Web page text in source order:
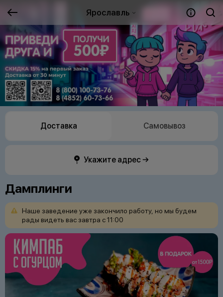
Ярославль
Доставка Самовывоз
Укажите адрес →
Дамплинги
Наше заведение уже закончило работу, но мы будем
рады видеть вас завтра с11:00